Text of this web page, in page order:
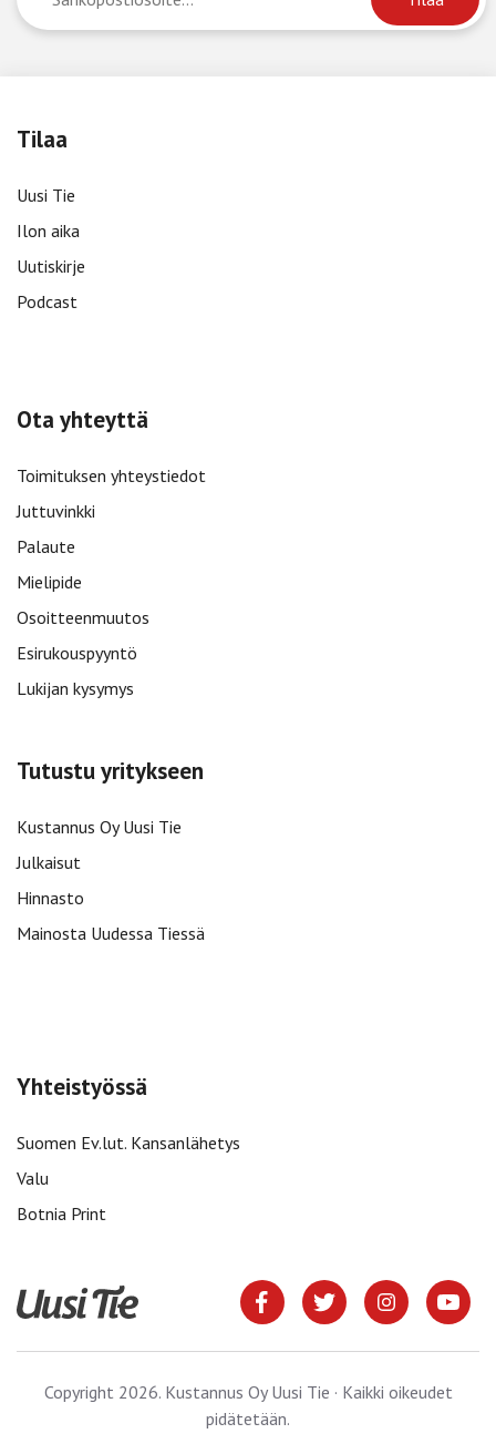
Tilaa
Uusi Tie
Ilon aika
Uutiskirje
Podcast
Ota yhteyttä
Toimituksen yhteystiedot
Juttuvinkki
Palaute
Mielipide
Osoitteenmuutos
Esirukouspyyntö
Lukijan kysymys
Tutustu yritykseen
Kustannus Oy Uusi Tie
Julkaisut
Hinnasto
Mainosta Uudessa Tiessä
Yhteistyössä
Suomen Ev.lut. Kansanlähetys
Valu
Botnia Print
Copyright 2026. Kustannus Oy Uusi Tie · Kaikki oikeudet
pidätetään.